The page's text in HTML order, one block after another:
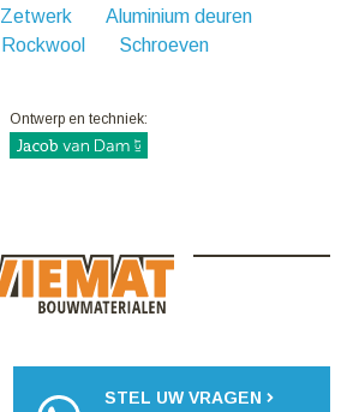
Zetwerk
Aluminium deuren
Rockwool Schroeven
Ontwerp en techniek:
STEL UW VRAGEN